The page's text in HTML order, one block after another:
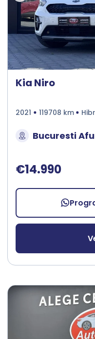
Kia Niro
2021 119708 km
Bucuresti
€14.990